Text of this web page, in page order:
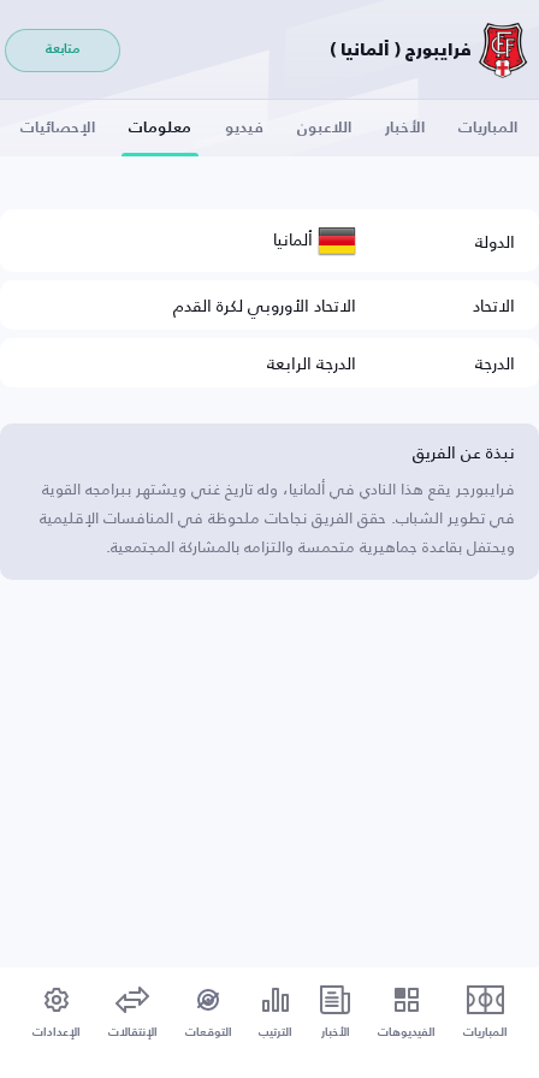
فرايبورج ( ألمانيا ) متابعة
المباريات الأخبار اللاعبون فيديو معلومات الإحصائيات
الدولة ألمانيا
الاتحاد
الاتحاد الأوروبي لكرة القدم
الدرجة
الدرجة الرابعة
نبذة عن الفريق
فرايبورجر يقع هذا النادي في ألمانيا، وله تاريخ غني ويشتهر ببرامجه القوية
في تطوير الشباب. حقق الفريق نجاحات ملحوظة في المنافسات الإقليمية
ويحتفل بقاعدة جماهيرية متحمسة والتزامه بالمشاركة المجتمعية.
المباريات الفيديوهات الأخبار الترتيب التوقعات الإنتقالات الإعدادات